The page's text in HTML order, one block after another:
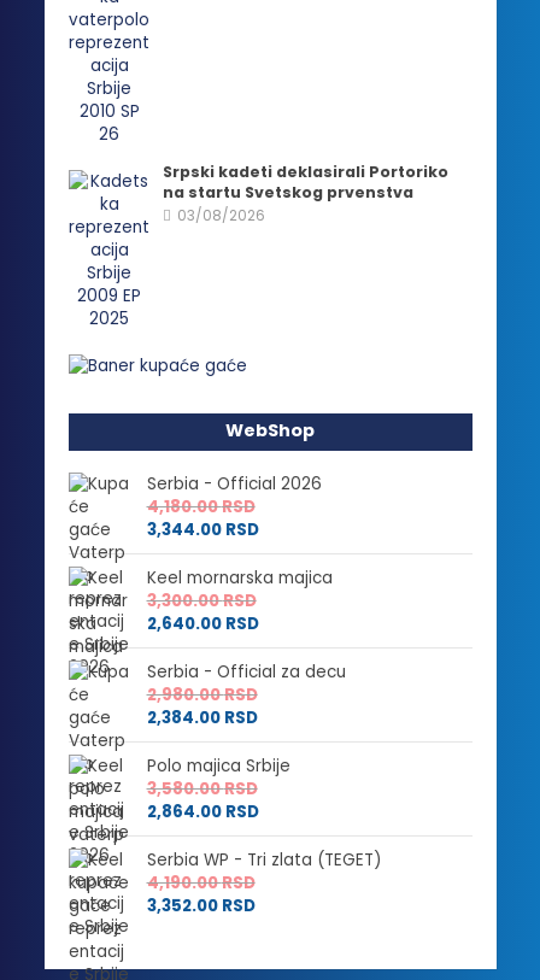
Srpski kadeti deklasirali Portoriko
na startu Svetskog prvenstva
03/08/2026
WebShop
Serbia - Official 2026
4,180.00RSD
3,344.00 RSD
Keel mornarska majica
3,300.00RSD
2,640.00 RSD
Serbia - Official za decu
2,980.00RSD
2,384.00 RSD
Polo majica Srbije
3,580.00RSD
2,864.00 RSD
Serbia WP - Tri zlata (TEGET)
4,190.00RSD
3,352.00 RSD